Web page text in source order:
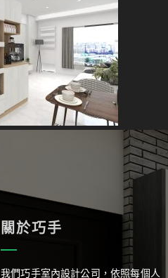
關於巧手
我們巧手室內設計公司，依照每個人